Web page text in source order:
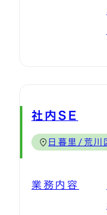
社内SE
日暮里/荒川
業務内容